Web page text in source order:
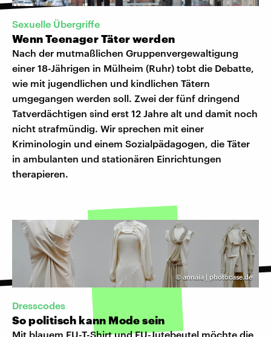
Sexuelle Übergriffe
Wenn Teenager Täter werden
Nach der mutmaßlichen Gruppenvergewaltigung
einer 18-Jährigen in Mülheim (Ruhr) tobt die Debatte,
wie mit jugendlichen und kindlichen Tätern
umgegangen werden soll. Zwei der fünf dringend
Tatverdächtigen sind erst 12 Jahre alt und damit noch
nicht strafmündig. Wir sprechen mit einer
Kriminologin und einem Sozialpädagogen, die Täter
in ambulanten und stationären Einrichtungen
therapieren.
© annaia | photocase.de
Dresscodes
So politisch kann Mode sein
Mit blauem EU-T-Shirt und EU-Jutebeutel möchte die